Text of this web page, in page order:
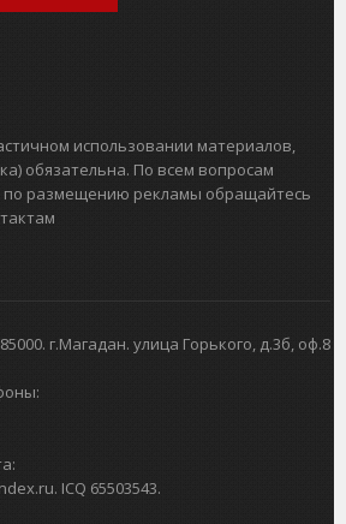
использовании материалов,
обязательна. По всем вопросам
по размещению рекламы обращайтесь
г.Магадан. улица Горького, д.3б, оф.8
ICQ 65503543.